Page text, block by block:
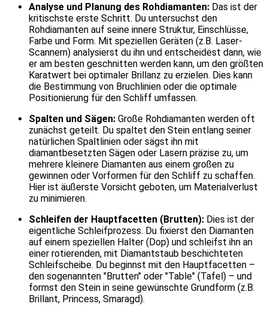
Analyse und Planung des Rohdiamanten: Das ist der
kritischste erste Schritt. Du untersuchst den
Rohdiamanten auf seine innere Struktur, Einschlüsse,
Farbe und Form. Mit speziellen Geräten (z.B. Laser-
Scannern) analysierst du ihn und entscheidest dann, wie
er am besten geschnitten werden kann, um den größten
Karatwert bei optimaler Brillanz zu erzielen. Dies kann
die Bestimmung von Bruchlinien oder die optimale
Positionierung für den Schliff umfassen.
Spalten und Sägen: Große Rohdiamanten werden oft
zunächst geteilt. Du spaltet den Stein entlang seiner
natürlichen Spaltlinien oder sägst ihn mit
diamantbesetzten Sägen oder Lasern präzise zu, um
mehrere kleinere Diamanten aus einem großen zu
gewinnen oder Vorformen für den Schliff zu schaffen.
Hier ist äußerste Vorsicht geboten, um Materialverlust
zu minimieren.
Schleifen der Hauptfacetten (Brutten): Dies ist der
eigentliche Schleifprozess. Du fixierst den Diamanten
auf einem speziellen Halter (Dop) und schleifst ihn an
einer rotierenden, mit Diamantstaub beschichteten
Schleifscheibe. Du beginnst mit den Hauptfacetten –
den sogenannten "Brutten" oder "Table" (Tafel) – und
formst den Stein in seine gewünschte Grundform (z.B.
Brillant, Princess, Smaragd).